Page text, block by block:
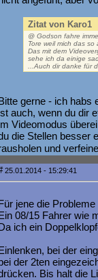
Zitat von Karo1
@ Godson fahre
Tore weil mich das so
Das mit dem
sehe ich da einige
...Auch dir danke für
gerne - ich habs
auch, wenn du dir
Videomodus
die Stellen besser
und
25.01.2014 - 15:29:41
jene die
08/15 Fahrer wie
ich ein
bei der
der 2ten
Bis halt die